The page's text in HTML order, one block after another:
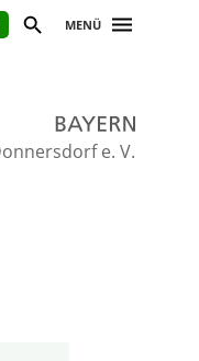
MENÜ
e. V.